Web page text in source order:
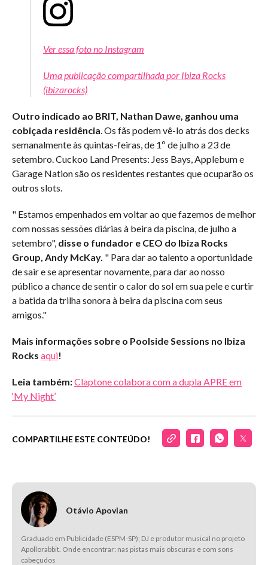
Ver essa foto no Instagram
Uma publicação compartilhada por Ibiza Rocks
(ibizarocks)
Outro indicado ao BRIT, Nathan Dawe, ganhou uma
cobiçada residência. Os fãs podem vê-lo atrás dos decks
semanalmente às quintas-feiras, de 1º de julho a 23 de
setembro. Cuckoo Land Presents: Jess Bays, Applebum e
Garage Nation são os residentes restantes que ocuparão os
outros slots.
" Estamos empenhados em voltar ao que fazemos de melhor
com nossas sessões diárias à beira da piscina, de julho a
setembro", disse o fundador e CEO do Ibiza Rocks
Group, Andy McKay. " Para dar ao talento a oportunidade
de sair e se apresentar novamente, para dar ao nosso
público a chance de sentir o calor do sol em sua pele e curtir
a batida da trilha sonora à beira da piscina com seus
amigos."
Mais informações sobre o Poolside Sessions no Ibiza
Rocks aqui!
Leia também:Claptone colabora com a dupla APRE em
‘My Night’
COMPARTILHE ESTE CONTEÚDO!
Otávio Apovian
Graduado em Publicidade (ESPM-SP); DJ e produtor musical no projeto
Apollorabbit. Onde encontrar: nas pistas mais obscuras e com sons
cabeçudos